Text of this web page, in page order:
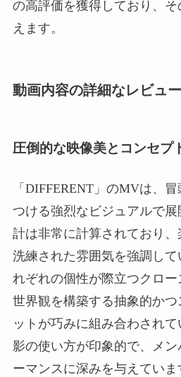
の高評価を獲得しており、
えます。
動画内容の詳細なレビュ
圧倒的な映像美とコンセプ
「DIFFERENT」のMVは、
つける強烈なビジュアルで
計は非常に計算されており
洗練された雰囲気を強調し
れぞれの個性が際立つクロ
世界観を構築する抽象的か
ットが巧みに組み合わされ
影の使い方が印象的で、メ
ーマンスに深みを与えていま